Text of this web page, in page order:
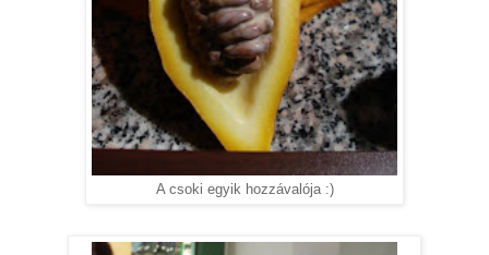
A csoki egyik hozzávalója :)